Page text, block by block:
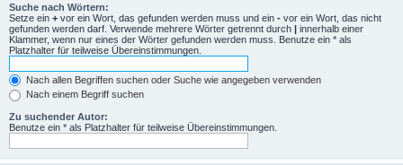
Suche nach Wörtern:
Setze ein + vor ein Wort, das gefunden werden muss und ein - vor ein Wort, das nicht
gefunden werden darf. Verwende mehrere Wörter getrennt durch | innerhalb einer
Klammer, wenn nur eines der Wörter gefunden werden muss. Benutze ein * als
Platzhalter für teilweise Übereinstimmungen.
Nach allen Begriffen suchen oder Suche wie angegeben verwenden
Nach einem Begriff suchen
Zu suchender Autor:
Benutze ein * als Platzhalter für teilweise Übereinstimmungen.